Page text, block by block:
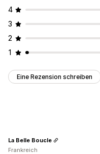
4
3
2
1
Eine Rezension schreiben
La Belle Boucle
Frankreich